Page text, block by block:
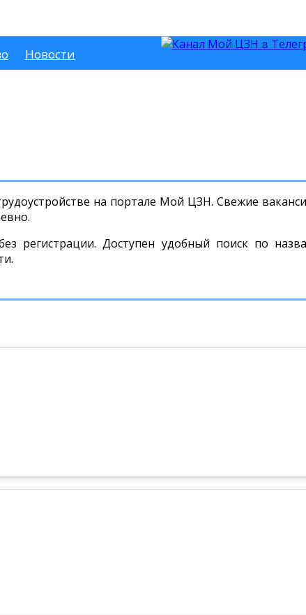
Новости
на портале Мой ЦЗН. Свежие
регистрации. Доступен удобный поиск по